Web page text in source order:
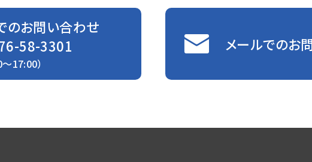
のお問い合わせ
58-3301
17:00）
メールでのお